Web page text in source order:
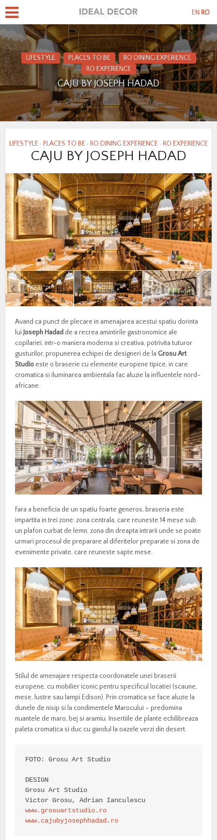
LIFESTYLE PLACES TO BE
RO DINING EXPERIENCE
RO EXPERIENCE
CAJU BY JOSEPH HADAD
LIFESTYLE • PLACES TO BE • RO DINING EXPERIENCE • RO EXPERIENCE
CAJU BY JOSEPH HADAD
Avand ca punct de plecare in amenajarea acestui spatiu dorinta
luiJoseph Hadad de a recrea amintirile gastronomice ale
copilariei, intr-o maniera moderna si creativa, potrivita tuturor
gusturilor, propunerea echipei de designeri de la Grosu Art
Studio este o braserie cu elemente europene tipice, in care
cromatica si iluminarea ambientala fac aluzie la influentele nord-
africane.
Fara a beneficia de un spatiu foarte generos, braseria este
impartita in trei zone: zona centrala, care reuneste 14 mese sub
un plafon curbat de lemn, zona din dreapta intrarii unde se poate
urmari procesul de preparare al diferitelor preparate si zona de
evenimente private, care reuneste sapte mese.
Stilul de amenajare respecta coordonatele unei braserii
europene, cu mobilier iconic pentru specificul locatiei (scaune,
mese, lustre sau lampi Edison). Prin cromatica se face aluzie la
dunele de nisip si la condimentele Marocului – predomina
nuantele de maro, bej si aramiu. Insertiile de plante echilibreaza
paleta cromatica si duc cu gandul la oazele verzi din desert.
FOTO: Grosu Art Studio
DESIGN
Grosu Art Studio
www.grosuartstudio.ro
www.cajubyjosephhadad.ro
EN RO